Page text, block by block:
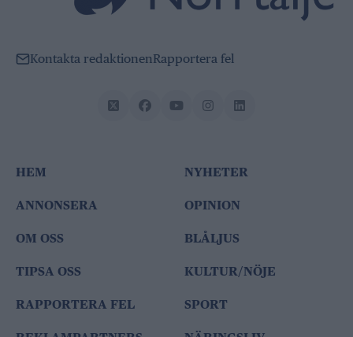
Kontakta redaktionenRapportera fel
HEM
ANNONSERA
OM OSS
TIPSA OSS
RAPPORTERA FEL
NYHETER
OPINION
BLÅLJUS
KULTUR/NÖJE
SPORT